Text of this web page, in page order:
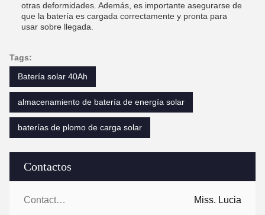
Contactos
Contactos: Miss. Lucia
otras deformidades. Además, es importante asegurarse de
que la batería es cargada correctamente y pronta para
usar sobre llegada.
Tags:
Batería solar 40Ah
almacenamiento de batería de energía solar
baterías de plomo de carga solar